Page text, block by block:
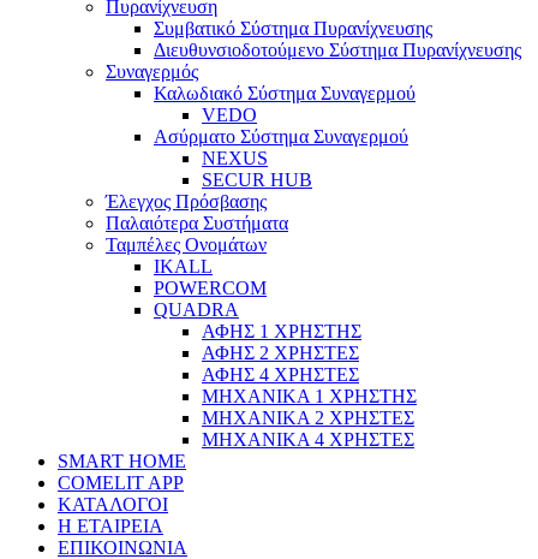
Πυρανίχνευση
Συμβατικό Σύστημα Πυρανίχνευσης
Διευθυνσιοδοτούμενο Σύστημα Πυρανίχνευσης
Συναγερμός
Καλωδιακό Σύστημα Συναγερμού
VEDO
Ασύρματο Σύστημα Συναγερμού
NEXUS
SECUR HUB
Έλεγχος Πρόσβασης
Παλαιότερα Συστήματα
Ταμπέλες Ονομάτων
IKALL
POWERCOM
QUADRA
ΑΦΗΣ 1 ΧΡΗΣΤΗΣ
ΑΦΗΣ 2 ΧΡΗΣΤΕΣ
ΑΦΗΣ 4 ΧΡΗΣΤΕΣ
ΜΗΧΑΝΙΚΑ 1 ΧΡΗΣΤΗΣ
ΜΗΧΑΝΙΚΑ 2 ΧΡΗΣΤΕΣ
ΜΗΧΑΝΙΚΑ 4 ΧΡΗΣΤΕΣ
SMART HOME
COMELIT APP
ΚΑΤΑΛΟΓΟΙ
Η ΕΤΑΙΡΕΙΑ
ΕΠΙΚΟΙΝΩΝΙΑ